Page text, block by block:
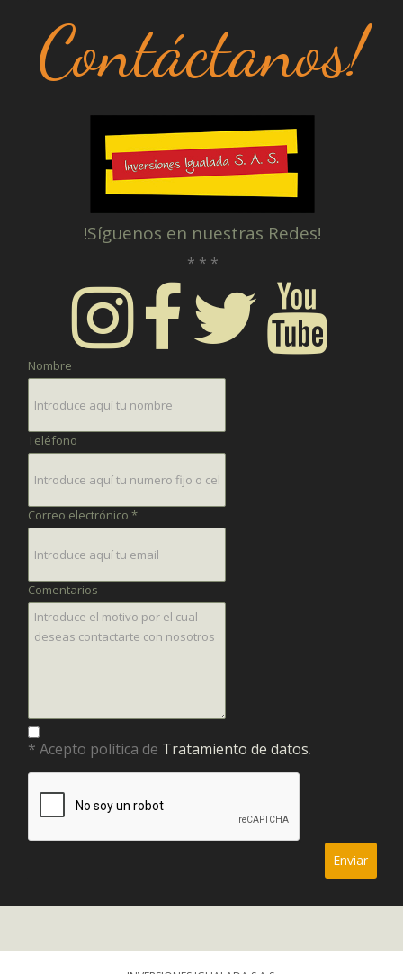
Contáctanos!
!Síguenos en nuestras Redes!
* * *
Nombre
Teléfono
Correo electrónico *
Comentarios
* Acepto política de Tratamiento de datos.